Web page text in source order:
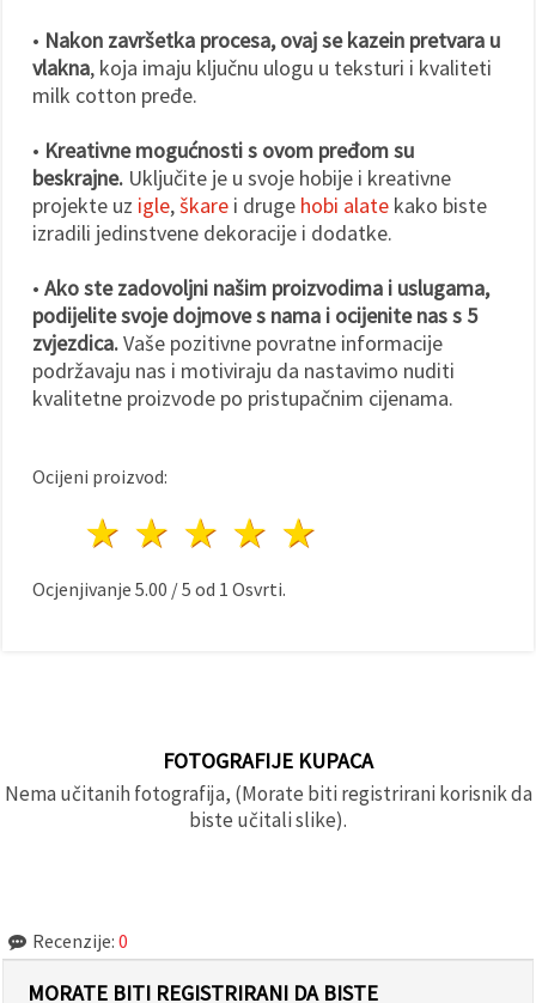
• Nakon završetka procesa, ovaj se kazein pretvara u
vlakna, koja imaju ključnu ulogu u teksturi i kvaliteti
milk cotton pređe.
• Kreativne mogućnosti s ovom pređom su
beskrajne. Uključite je u svoje hobije i kreativne
projekte uz igle,škare i druge hobi alate kako biste
izradili jedinstvene dekoracije i dodatke.
• Ako ste zadovoljni našim proizvodima i uslugama,
podijelite svoje dojmove s nama i ocijenite nas s 5
zvjezdica.Vaše pozitivne povratne informacije
podržavaju nas i motiviraju da nastavimo nuditi
kvalitetne proizvode po pristupačnim cijenama.
Ocijeni proizvod:
4 zvijezde
3 zvijezde
2 zvijezde
1 zvijezda
Ocjenjivanje 5.00 /5 od 1 Osvrti.
FOTOGRAFIJE KUPACA
Nema učitanih fotografija, (Morate biti registrirani korisnik da
biste učitali slike).
Recenzije: 0
MORATE BITI REGISTRIRANI DA BISTE